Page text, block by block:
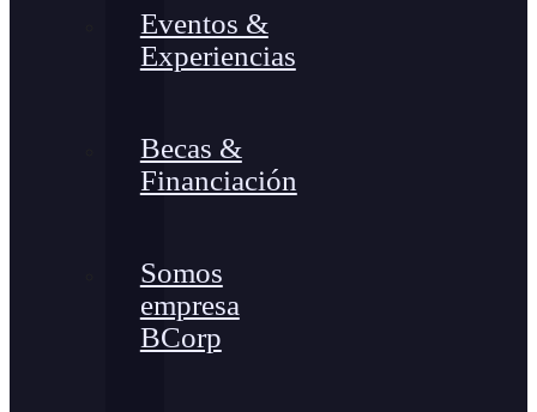
Eventos &
Experiencias
Becas &
Financiación
Somos
empresa
BCorp